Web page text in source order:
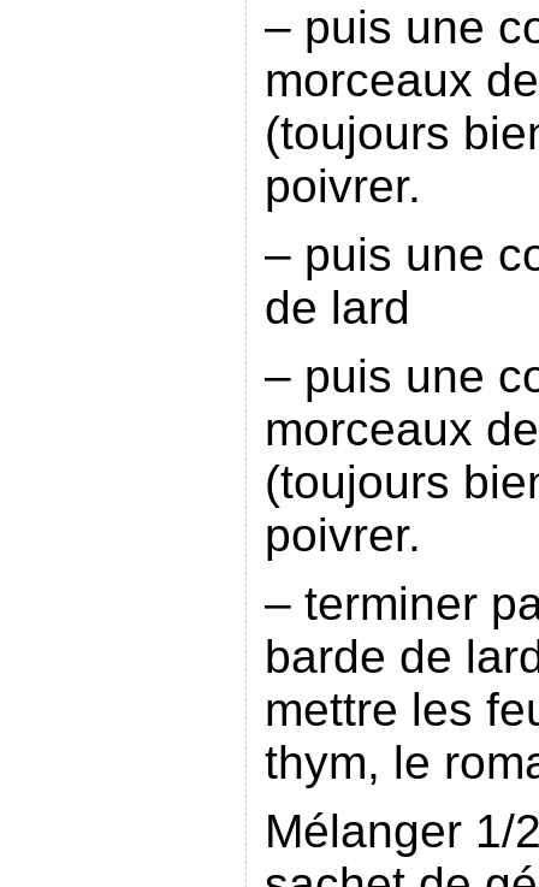
– puis une
morceaux
(toujours
poivrer.
– puis une
de lard
– puis une
morceaux
(toujours
poivrer.
– terminer
barde de
mettre les
thym, le
Mélanger 1/